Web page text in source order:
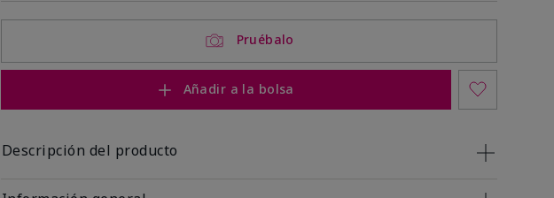
Pruébalo
Añadir a la bolsa
Descripción del producto